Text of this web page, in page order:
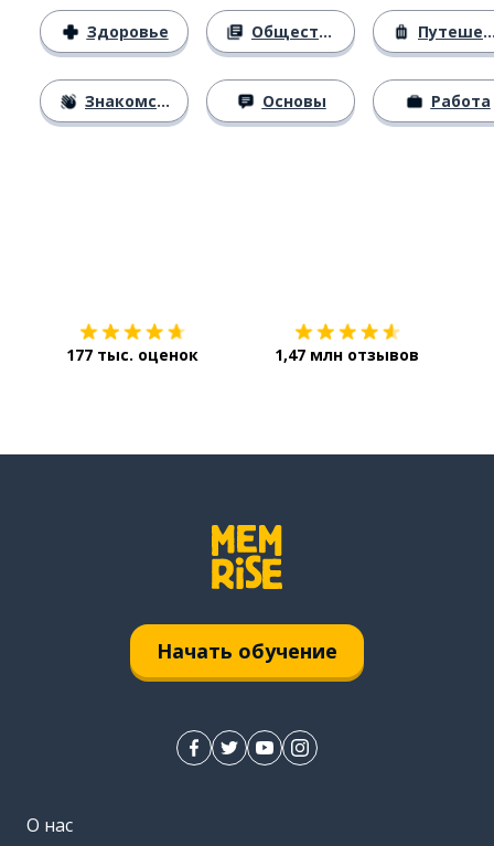
Здоровье
Знакомство
Общество
Основы
Путешествия
Работа
177 тыс. оценок 1,47 млн отзывов
Начать обучение
О нас